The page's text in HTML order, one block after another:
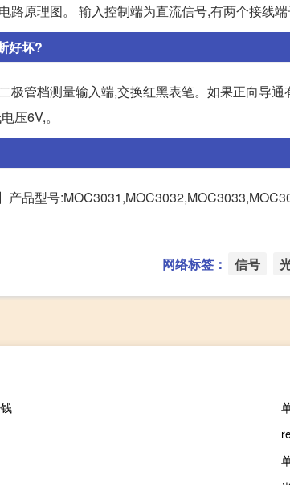
路原理图。 输入控制端为直流信号,有两个接线端
好坏?
极管档测量输入端,交换红黑表笔。如果正向导
压6V,。
产品型号
网络标签： 信号